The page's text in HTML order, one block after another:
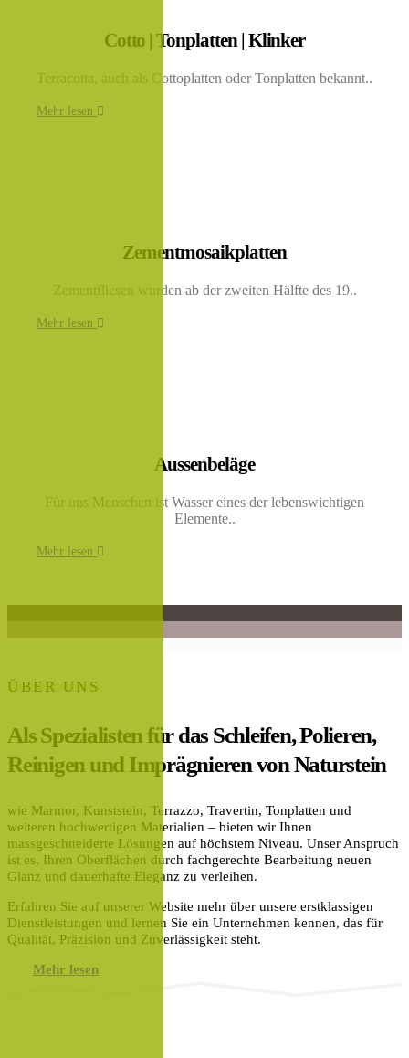
Cotto | Tonplatten | Klinker
Terracotta, auch als Cottoplatten oder Tonplatten bekannt..
Mehr lesen
Zementmosaikplatten
Zementfliesen wurden ab der zweiten Hälfte des 19..
Mehr lesen
Aussenbeläge
Für uns Menschen ist Wasser eines der lebenswichtigen
Elemente..
Mehr lesen
ÜBER UNS
Als Spezialisten für das Schleifen, Polieren,
Reinigen und Imprägnieren von Naturstein
wie Marmor, Kunststein, Terrazzo, Travertin, Tonplatten und
weiteren hochwertigen Materialien – bieten wir Ihnen
massgeschneiderte Lösungen auf höchstem Niveau. Unser Anspruch
ist es, Ihren Oberflächen durch fachgerechte Bearbeitung neuen
Glanz und dauerhafte Eleganz zu verleihen.
Erfahren Sie auf unserer Website mehr über unsere erstklassigen
Dienstleistungen und lernen Sie ein Unternehmen kennen, das für
Qualität, Präzision und Zuverlässigkeit steht.
Mehr lesen